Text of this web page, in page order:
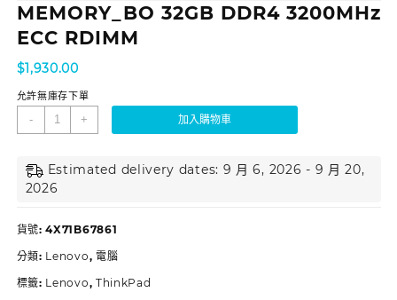
MEMORY_BO 32GB DDR4 3200MHz
ECC RDIMM
$1,930.00
允許無庫存下單
- + 加入購物車
Estimated delivery dates: 9 月 6, 2026 - 9 月 20,
2026
貨號:4X71B67861
分類: Lenovo, 電腦
標籤: Lenovo, ThinkPad